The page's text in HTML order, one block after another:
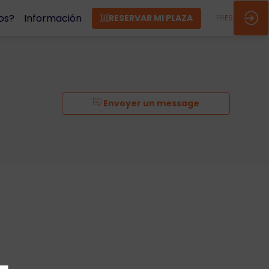
Información RESERVAR MI PLAZA ES
Envoyer un message